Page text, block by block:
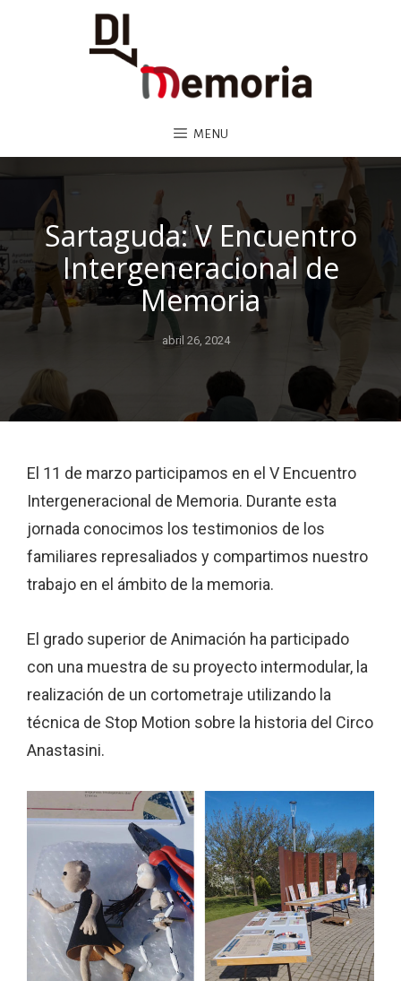
MENU
Sartaguda: V Encuentro
Intergeneracional de
Memoria
abril 26, 2024
El 11 de marzo participamos en el V Encuentro
Intergeneracional de Memoria. Durante esta
jornada conocimos los testimonios de los
familiares represaliados y compartimos nuestro
trabajo en el ámbito de la memoria.
El grado superior de Animación ha participado
con una muestra de su proyecto intermodular, la
realización de un cortometraje utilizando la
técnica de Stop Motion sobre la historia del Circo
Anastasini.